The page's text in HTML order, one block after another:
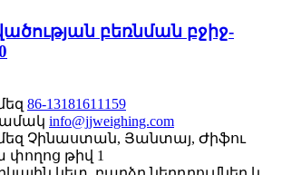
բեռնման բջիջ-
86-13181611159
info@jjweighing.com
Չինաստան, Յանտայ, Ժիֆու
փողոց թիվ 1